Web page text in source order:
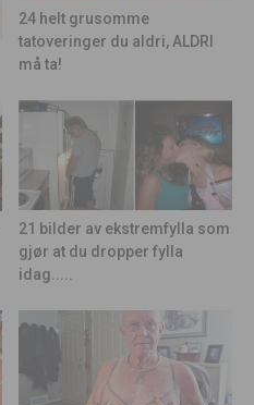
24 helt grusomme
tatoveringer du aldri, ALDRI
må ta!
21 bilder av ekstremfylla som
gjør at du dropper fylla
idag.....